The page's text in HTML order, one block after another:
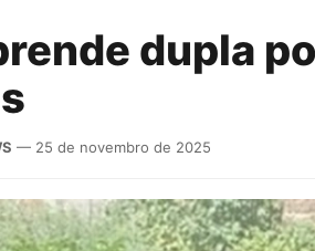
dupla
— 25 de novembro de 2025